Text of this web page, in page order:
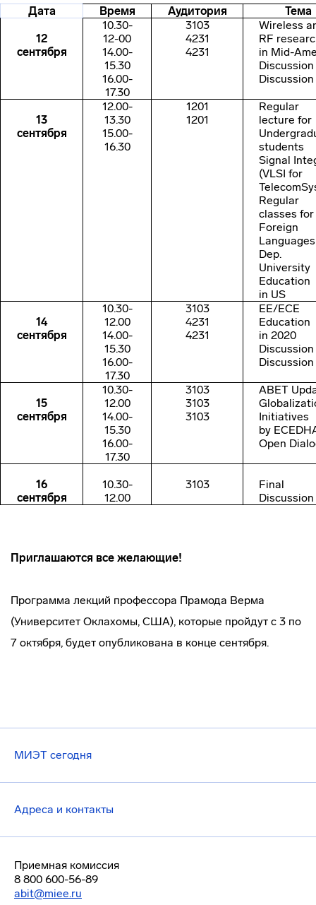
Дата Время Аудитория Тема
12
сентября
10.30-
12-00
14.00-
15.30
16.00-
17.30
3103
4231
4231
Wireless
RF
in Mid-
Discussion
Discussion
13
сентября
12.00-
13.30
15.00-
16.30
1201
1201
Regular
lecture for
students
Signal
(VLSI for
Regular
classes for
Foreign
Languages
Dep.
University
Education
in US
14
сентября
10.30-
12.00
14.00-
15.30
16.00-
17.30
3103
4231
4231
EE/ECE
Education
in 2020
Discussion
Discussion
15
сентября
10.30-
12.00
14.00-
15.30
16.00-
17.30
3103
3103
3103
ABET
Initiatives
by
Open
16
сентября
10.30-
12.00
3103
Final
Discussion
Приглашаются все желающие!
Программа лекций профессора Прамода Верма
(Университет Оклахомы, США), которые пройдут с 3 по
7 октября, будет опубликована в конце сентября.
МИЭТ сегодня
Адреса и контакты
Приемная комиссия
8 800 600-56-89
abit@miee.ru